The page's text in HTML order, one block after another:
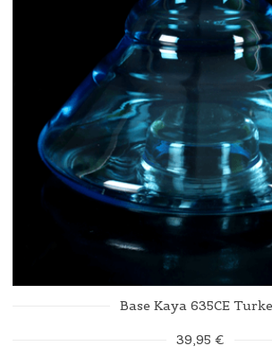
Base Kaya 635CE
39,95 €